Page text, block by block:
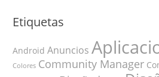
Etiquetas
Android Anuncios
Colores Community Manager